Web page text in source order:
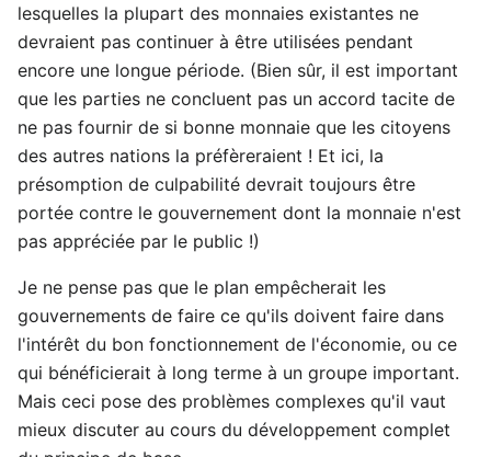
lesquelles la plupart des monnaies existantes ne
devraient pas continuer à être utilisées pendant
encore une longue période. (Bien sûr, il est important
que les parties ne concluent pas un accord tacite de
ne pas fournir de si bonne monnaie que les citoyens
des autres nations la préfèreraient ! Et ici, la
présomption de culpabilité devrait toujours être
portée contre le gouvernement dont la monnaie n'est
pas appréciée par le public !)
Je ne pense pas que le plan empêcherait les
gouvernements de faire ce qu'ils doivent faire dans
l'intérêt du bon fonctionnement de l'économie, ou ce
qui bénéficierait à long terme à un groupe important.
Mais ceci pose des problèmes complexes qu'il vaut
mieux discuter au cours du développement complet